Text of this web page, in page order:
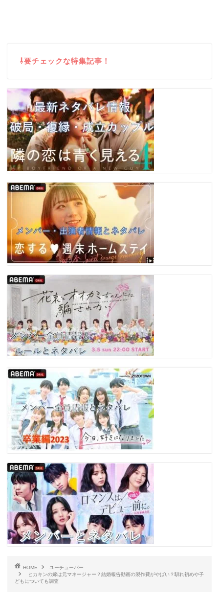
⇩要チェックな特集記事！
HOME
ユーチューバー
ヒカキンの嫁は元マネージャー？結婚報告動画の製作費がやばい？馴れ初めや子
どもについても調査